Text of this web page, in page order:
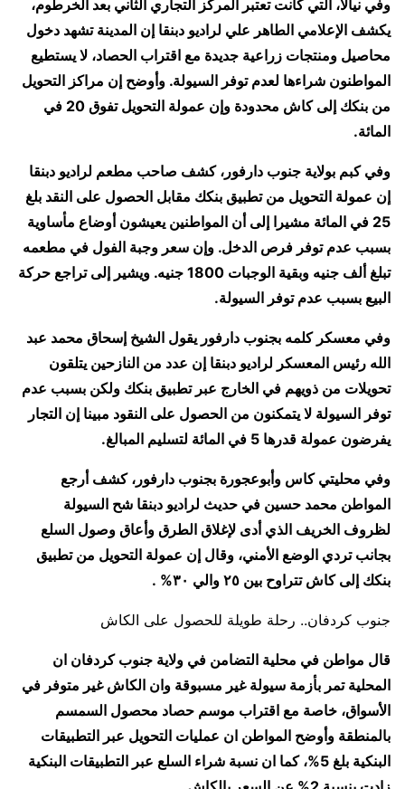
وفي نيالا، التي كانت تعتبر المركز التجاري الثاني بعد الخرطوم،
يكشف الإعلامي الطاهر علي لراديو دبنقا إن المدينة تشهد دخول
محاصيل ومنتجات زراعية جديدة مع اقتراب الحصاد، لا يستطيع
المواطنون شراءها لعدم توفر السيولة. وأوضح إن مراكز التحويل
من بنكك إلى كاش محدودة وإن عمولة التحويل تفوق 20 في
المائة.
وفي كبم بولاية جنوب دارفور، كشف صاحب مطعم لراديو دبنقا
إن عمولة التحويل من تطبيق بنكك مقابل الحصول على النقد بلغ
25 في المائة مشيرا إلى أن المواطنين يعيشون أوضاع مأساوية
بسبب عدم توفر فرص الدخل. وإن سعر وجبة الفول في مطعمه
تبلغ ألف جنيه وبقية الوجبات 1800 جنيه. ويشير إلى تراجع حركة
البيع بسبب عدم توفر السيولة.
وفي معسكر كلمه بجنوب دارفور يقول الشيخ إسحاق محمد عبد
الله رئيس المعسكر لراديو دبنقا إن عدد من النازحين يتلقون
تحويلات من ذويهم في الخارج عبر تطبيق بنكك ولكن بسبب عدم
توفر السيولة لا يتمكنون من الحصول على النقود مبينا إن التجار
يفرضون عمولة قدرها 5 في المائة لتسليم المبالغ.
وفي محليتي كاس وأبوعجورة بجنوب دارفور، كشف أرجع
المواطن محمد حسين في حديث لراديو دبنقا شح السيولة
لظروف الخريف الذي أدى لإغلاق الطرق وأعاق وصول السلع
بجانب تردي الوضع الأمني، وقال إن عمولة التحويل من تطبيق
بنكك إلى كاش تتراوح بين ٢٥ والي ٣٠% .
جنوب كردفان.. رحلة طويلة للحصول على الكاش
قال مواطن في محلية التضامن في ولاية جنوب كردفان ان
المحلية تمر بأزمة سيولة غير مسبوقة وان الكاش غير متوفر في
الأسواق، خاصة مع اقتراب موسم حصاد محصول السمسم
بالمنطقة وأوضح المواطن ان عمليات التحويل عبر التطبيقات
البنكية بلغ 5%، كما ان نسبة شراء السلع عبر التطبيقات البنكية